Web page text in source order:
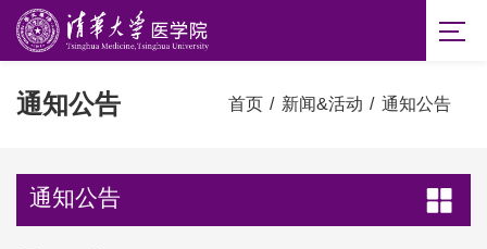
通知公告 首页 / 新闻&活动 / 通知公告
通知公告